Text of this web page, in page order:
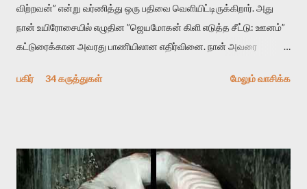
விற்றவன்” என்று வர்ணித்து ஒரு பதிவை வெளியிட்டிருக்கிறார். அது
நான் உயிரோசையில் எழுதின ”ஜெயமோகன் கிளி எடுத்த சீட்டு: ஊனம்”
கட்டுரைக்கான அவரது பாணியிலான எதிர்வினை. நான் அவரை
பதிவை படித்த நண்பர்கள் பலரும் அவருக்காக இரக்கப்பட்டார்கள்.
தனது இணையதளத்திலே தொடர்ந்து பதிவு செய்கிறார். உயிர்மை
இன்னும் சில வருடங்களுக்கு தனக்கு எதிராக எழுத்தாளர்களை ஏவி
பகிர் 34 கருத்துகள் மேலும் வாசிக்க